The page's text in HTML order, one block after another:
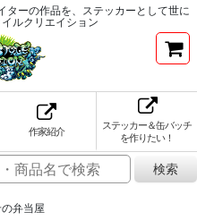
ターの作品を、ステッカーとして世に
ルクリエイション
作家紹介
ステッカー＆缶バッチ
を作りたい！
弁当屋